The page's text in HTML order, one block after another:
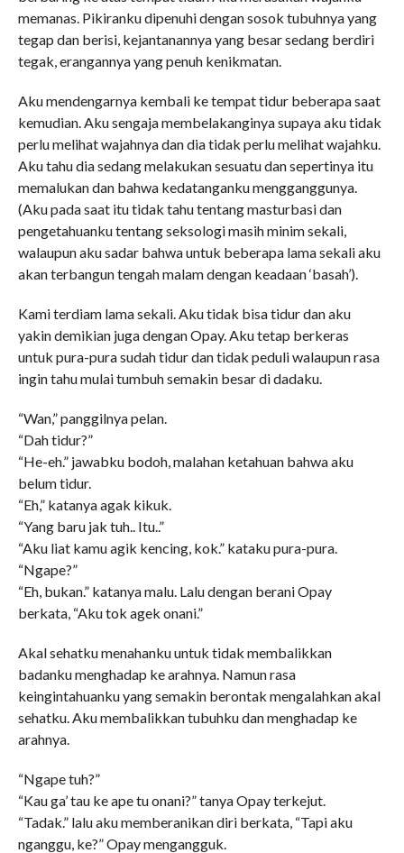
memanas. Pikiranku dipenuhi dengan sosok tubuhnya yang
tegap dan berisi, kejantanannya yang besar sedang berdiri
tegak, erangannya yang penuh kenikmatan.
Aku mendengarnya kembali ke tempat tidur beberapa saat
kemudian. Aku sengaja membelakanginya supaya aku tidak
perlu melihat wajahnya dan dia tidak perlu melihat wajahku.
Aku tahu dia sedang melakukan sesuatu dan sepertinya itu
memalukan dan bahwa kedatanganku mengganggunya.
(Aku pada saat itu tidak tahu tentang masturbasi dan
pengetahuanku tentang seksologi masih minim sekali,
walaupun aku sadar bahwa untuk beberapa lama sekali aku
akan terbangun tengah malam dengan keadaan ‘basah’).
Kami terdiam lama sekali. Aku tidak bisa tidur dan aku
yakin demikian juga dengan Opay. Aku tetap berkeras
untuk pura-pura sudah tidur dan tidak peduli walaupun rasa
ingin tahu mulai tumbuh semakin besar di dadaku.
“Wan,” panggilnya pelan.
“Dah tidur?”
“He-eh.” jawabku bodoh, malahan ketahuan bahwa aku
belum tidur.
“Eh,” katanya agak kikuk.
“Yang baru jak tuh.. Itu..”
“Aku liat kamu agik kencing, kok.” kataku pura-pura.
“Ngape?”
“Eh, bukan.” katanya malu. Lalu dengan berani Opay
berkata, “Aku tok agek onani.”
Akal sehatku menahanku untuk tidak membalikkan
badanku menghadap ke arahnya. Namun rasa
keingintahuanku yang semakin berontak mengalahkan akal
sehatku. Aku membalikkan tubuhku dan menghadap ke
arahnya.
“Ngape tuh?”
“Kau ga’ tau ke ape tu onani?” tanya Opay terkejut.
“Tadak.” lalu aku memberanikan diri berkata, “Tapi aku
nganggu, ke?” Opay mengangguk.